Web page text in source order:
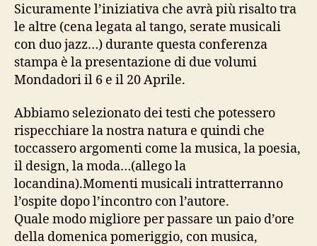
Sicuramente l’iniziativa che avrà più risalto tra
le altre (cena legata al tango, serate musicali
con duo jazz…) durante questa conferenza
stampa è la presentazione di due volumi
Mondadori il 6 e il 20 Aprile.
Abbiamo selezionato dei testi che potessero
rispecchiare la nostra natura e quindi che
toccassero argomenti come la musica, la poesia,
il design, la moda…(allego la
locandina).Momenti musicali intratterranno
l’ospite dopo l’incontro con l’autore.
Quale modo migliore per passare un paio d’ore
della domenica pomeriggio, con musica,